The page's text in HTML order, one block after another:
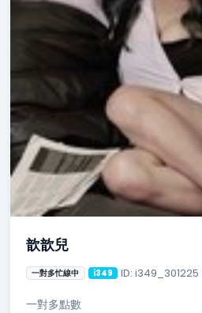
歆歆兒
一對多忙線中 i349 ID: i349_301225
一對多點數